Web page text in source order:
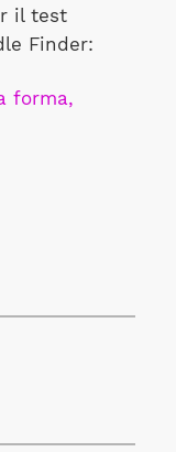
il test
Finder:
forma,